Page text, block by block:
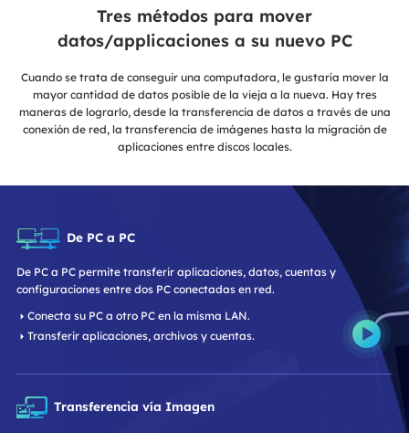
Tres métodos para mover
datos/applicaciones a su nuevo PC
Cuando se trata de conseguir una computadora, le gustaría mover la
mayor cantidad de datos posible de la vieja a la nueva. Hay tres
maneras de lograrlo, desde la transferencia de datos a través de una
conexión de red, la transferencia de imágenes hasta la migración de
aplicaciones entre discos locales.
De PC a PC
De PC a PC permite transferir aplicaciones, datos, cuentas y
configuraciones entre dos PC conectadas en red.
Conecta su PC a otro PC en la misma LAN.
Transferir aplicaciones, archivos y cuentas.
Transferencia vía Imagen